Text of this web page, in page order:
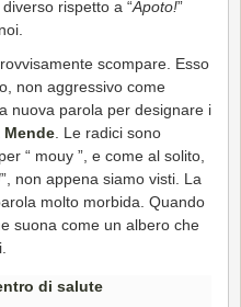
rispetto a “Apoto!”
scompare. Esso
non aggressivo come
nuova parola per designare i
. Le radici sono
“ mouy ”, e come al solito,
”, non appena siamo visti. La
molto morbida. Quando
suona come un albero che